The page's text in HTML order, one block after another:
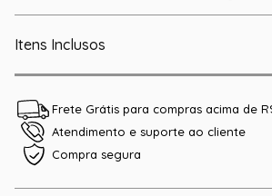
Itens Inclusos
Frete Grátis para compras acima de
Atendimento e suporte ao cliente
Compra segura